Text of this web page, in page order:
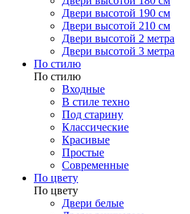
Двери высотой 190 см
Двери высотой 210 см
Двери высотой 2 метра
Двери высотой 3 метра
По стилю
По стилю
Входные
В стиле техно
Под старину
Классические
Красивые
Простые
Современные
По цвету
По цвету
Двери белые